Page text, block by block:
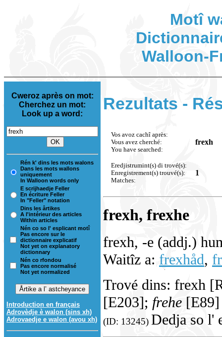
Motî
Walloon-
Cweroz après on mot:
Cherchez un mot:
Look up a word:
Rén k' dins les mots walons
Dans les mots wallons
uniquement
In Walloon words only
E scrijhaedje Feller
En écriture Feller
In "Feller" notation
Dins les årtikes
A l'intérieur des articles
Within articles
Nén co so l' esplicant motî
Pas encore sur le
dictionnaire explicatif
Not yet on explanatory
dictionnary
Nén co rfondou
Pas encore normalisé
Not yet normalized
Introduction en français
Adrovèdje è walon (sins xh)
Adrovaedje e walon (avou xh)
Rezultats -
Vos avoz cachî après:
Vous avez cherché:
You have searched:
frexh
Eredjistrumint(s) di trové(s):
Enregistrement(s) trouvé(s):
Matches:
1
frexh, frexhe
frexh, -e (addj.)
Waitîz a: frexhåd,
Trové dins: frexh
[E203]; frehe
(ID: 13245) Dedja so l'